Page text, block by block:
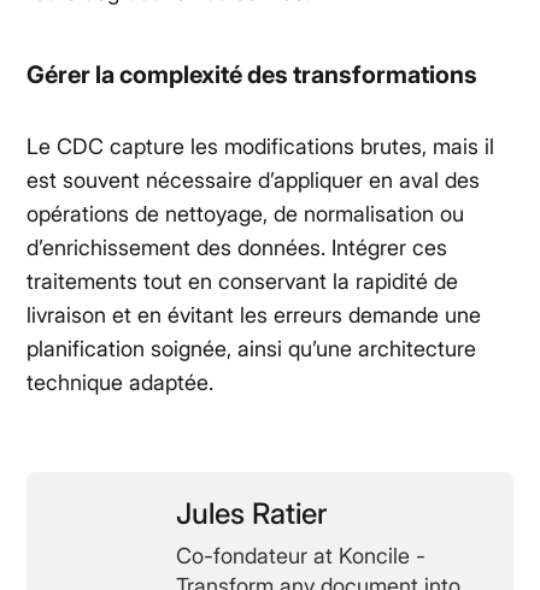
Gérer la complexité des transformations
Le CDC capture les modifications brutes, mais il
est souvent nécessaire d’appliquer en aval des
opérations de nettoyage, de normalisation ou
d’enrichissement des données. Intégrer ces
traitements tout en conservant la rapidité de
livraison et en évitant les erreurs demande une
planification soignée, ainsi qu’une architecture
technique adaptée.
Jules Ratier
Co-fondateur at Koncile -